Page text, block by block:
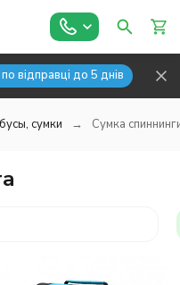
відправці до 5 днів
сумки Сумка